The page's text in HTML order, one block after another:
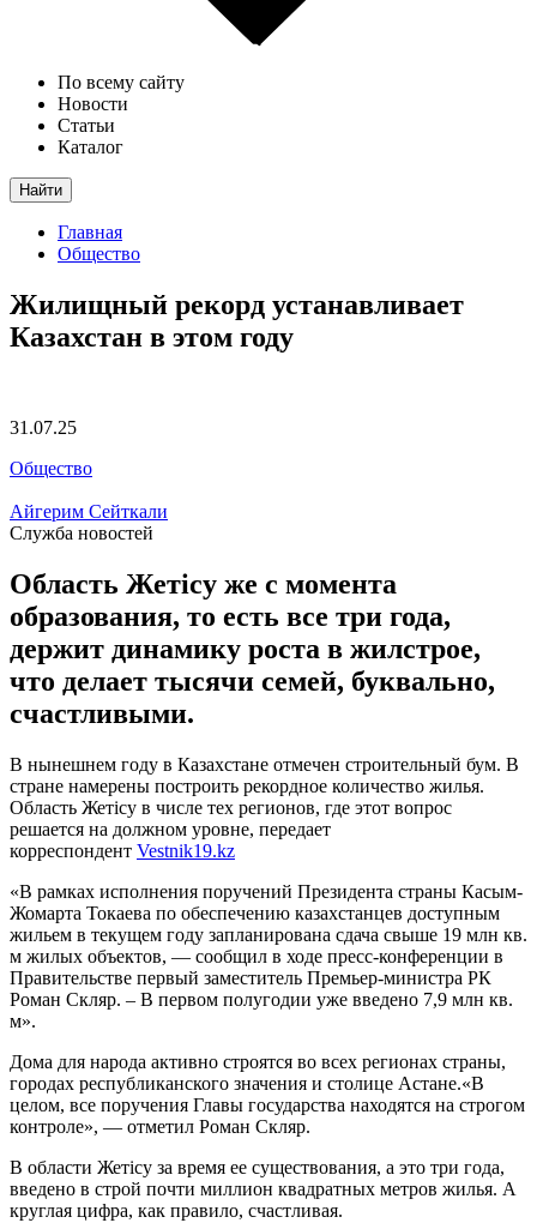
По всему сайту
Новости
Статьи
Каталог
Найти
Главная
Общество
Жилищный рекорд устанавливает
Казахстан в этом году
31.07.25
Общество
Айгерим Сейткали
Служба новостей
Область Жетiсу же с момента
образования, то есть все три года,
держит динамику роста в жилстрое,
что делает тысячи семей, буквально,
счастливыми.
В нынешнем году в Казахстане отмечен строительный бум. В
стране намерены построить рекордное количество жилья.
Область Жетісу в числе тех регионов, где этот вопрос
решается на должном уровне, передает
корреспондент Vestnik19.kz
«В рамках исполнения поручений Президента страны Касым-
Жомарта Токаева по обеспечению казахстанцев доступным
жильем в текущем году запланирована сдача свыше 19 млн кв.
м жилых объектов, — сообщил в ходе пресс-конференции в
Правительстве первый заместитель Премьер-министра РК
Роман Скляр. – В первом полугодии уже введено 7,9 млн кв.
м».
Дома для народа активно строятся во всех регионах страны,
городах республиканского значения и столице Астане.«В
целом, все поручения Главы государства находятся на строгом
контроле», — отметил Роман Скляр.
В области Жетiсу за время ее существования, а это три года,
введено в строй почти миллион квадратных метров жилья. А
круглая цифра, как правило, счастливая.